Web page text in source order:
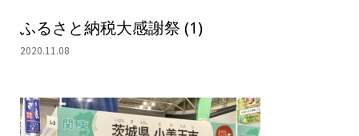
ふるさと納税大感謝祭 (1)
2020.11.08